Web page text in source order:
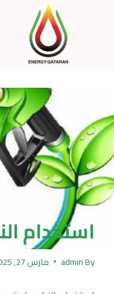
استخدام
By
admin مارس 27, 2025